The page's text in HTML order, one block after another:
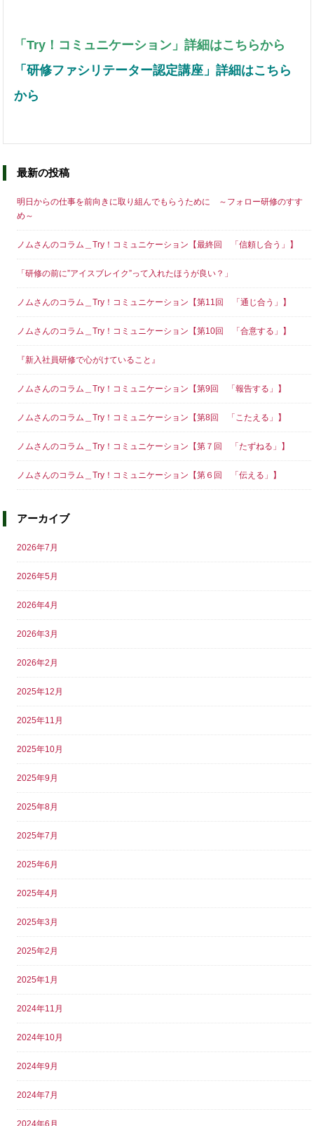
「Try！コミュニケーション」詳細はこちらから
「研修ファシリテーター認定講座」詳細はこちら
から
最新の投稿
明日からの仕事を前向きに取り組んでもらうために ～フォロー研修のすす
め～
ノムさんのコラム＿Try！コミュニケーション【最終回 「信頼し合う」】
「研修の前に”アイスブレイク”って入れたほうが良い？」
ノムさんのコラム＿Try！コミュニケーション【第11回 「通じ合う」】
ノムさんのコラム＿Try！コミュニケーション【第10回 「合意する」】
『新入社員研修で心がけていること』
ノムさんのコラム＿Try！コミュニケーション【第9回 「報告する」】
ノムさんのコラム＿Try！コミュニケーション【第8回 「こたえる」】
ノムさんのコラム＿Try！コミュニケーション【第７回 「たずねる」】
ノムさんのコラム＿Try！コミュニケーション【第６回 「伝える」】
アーカイブ
2026年7月
2026年5月
2026年4月
2026年3月
2026年2月
2025年12月
2025年11月
2025年10月
2025年9月
2025年8月
2025年7月
2025年6月
2025年4月
2025年3月
2025年2月
2025年1月
2024年11月
2024年10月
2024年9月
2024年7月
2024年6月